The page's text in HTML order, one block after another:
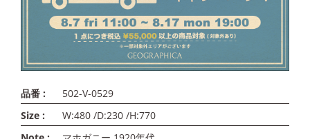
品番 :
502-V-0529
Size :
W:480 /D:230 /H:770